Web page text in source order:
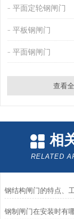
平面定轮钢闸门
平板钢闸门
平面钢闸门
查看
相
RELATED
钢制闸门在安装时有